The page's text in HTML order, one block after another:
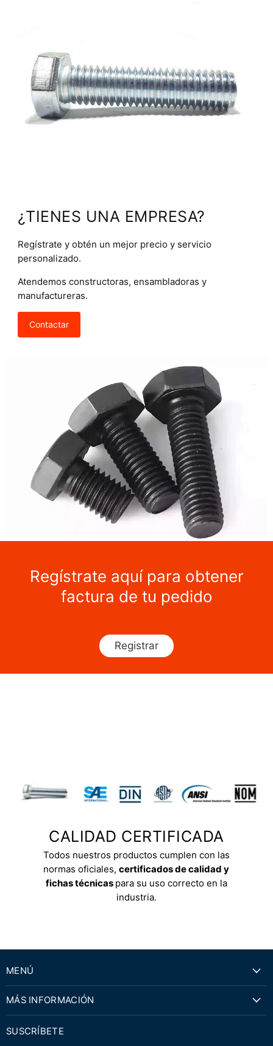
¿TIENES UNA EMPRESA?
Regístrate y obtén un mejor precio y servicio
personalizado.
Atendemos constructoras, ensambladoras y
manufactureras.
Contactar
Regístrate aquí para obtener
factura de tu pedido
Registrar
CALIDAD CERTIFICADA
Todos nuestros productos cumplen con las
normas oficiales,certificados de calidad y
fichas técnicas para su uso correcto en la
industria.
MENÚ
MÁS INFORMACIÓN
SUSCRÍBETE